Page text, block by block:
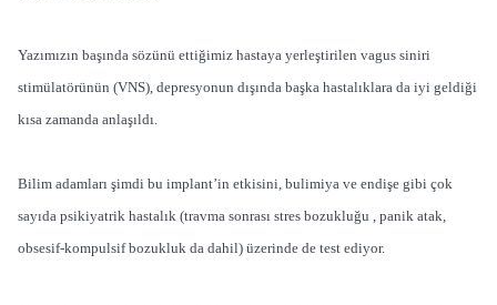
Yazımızın başında sözünü ettiğimiz hastaya yerleştirilen vagus siniri
stimülatörünün (VNS), depresyonun dışında başka hastalıklara da iyi geldiği
kısa zamanda anlaşıldı.
Bilim adamları şimdi bu implant’in etkisini, bulimiya ve endişe gibi çok
sayıda psikiyatrik hastalık (travma sonrası stres bozukluğu , panik atak,
obsesif-kompulsif bozukluk da dahil) üzerinde de test ediyor.